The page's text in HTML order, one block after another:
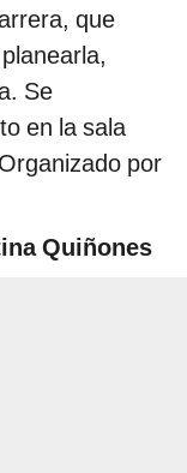
que
Se
en la sala
por
Quiñones